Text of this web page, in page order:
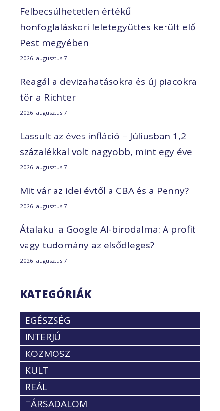
Felbecsülhetetlen értékű
honfoglaláskori leletegyüttes került elő
Pest megyében
2026. augusztus 7.
Reagál a devizahatásokra és új piacokra
tör a Richter
2026. augusztus 7.
Lassult az éves infláció – Júliusban 1,2
százalékkal volt nagyobb, mint egy éve
2026. augusztus 7.
Mit vár az idei évtől a CBA és a Penny?
2026. augusztus 7.
Átalakul a Google AI-birodalma: A profit
vagy tudomány az elsődleges?
2026. augusztus 7.
KATEGÓRIÁK
EGÉSZSÉG
INTERJÚ
KOZMOSZ
KULT
REÁL
TÁRSADALOM